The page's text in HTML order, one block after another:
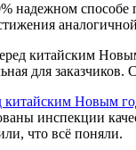
надежном способе
китайским
для
китайским Новым
инспекции
что всё поняли.